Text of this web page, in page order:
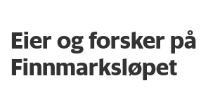
Eier og forsker på
Finnmarksløpet